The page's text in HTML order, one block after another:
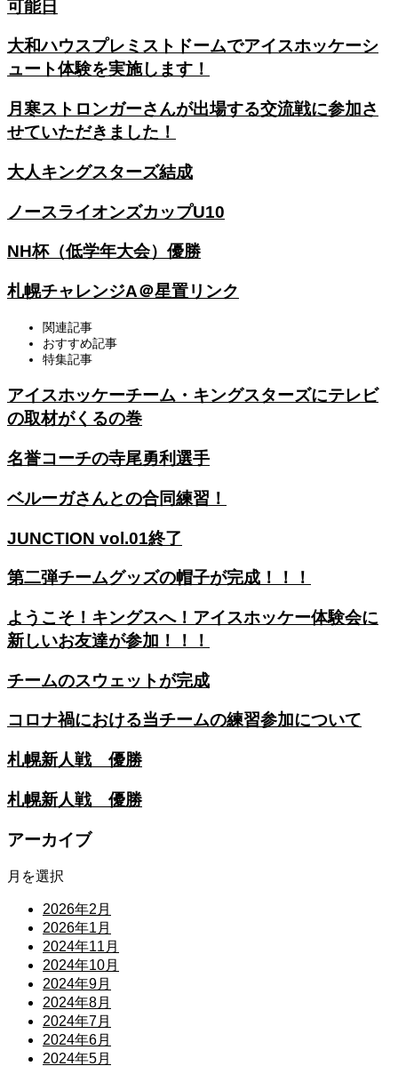
可能日
大和ハウスプレミストドームでアイスホッケーシ
ュート体験を実施します！
月寒ストロンガーさんが出場する交流戦に参加さ
せていただきました！
大人キングスターズ結成
ノースライオンズカップU10
NH杯（低学年大会）優勝
札幌チャレンジA＠星置リンク
関連記事
おすすめ記事
特集記事
アイスホッケーチーム・キングスターズにテレビ
の取材がくるの巻
名誉コーチの寺尾勇利選手
ベルーガさんとの合同練習！
JUNCTION vol.01終了
第二弾チームグッズの帽子が完成！！！
ようこそ！キングスへ！アイスホッケー体験会に
新しいお友達が参加！！！
チームのスウェットが完成
コロナ禍における当チームの練習参加について
札幌新人戦 優勝
札幌新人戦 優勝
アーカイブ
月を選択
2026年2月
2026年1月
2024年11月
2024年10月
2024年9月
2024年8月
2024年7月
2024年6月
2024年5月